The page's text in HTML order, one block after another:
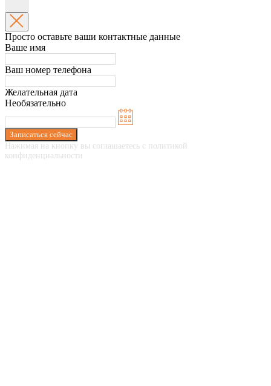
Просто оставьте ваши контактные данные
Ваше имя
Ваш номер телефона
Желательная дата
Необязательно
Записаться сейчас
Нажимая на кнопку вы соглашаетесь с политикой
конфиденциальности